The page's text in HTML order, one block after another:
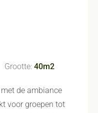
Grootte: 40m2
de ambiance
voor groepen tot